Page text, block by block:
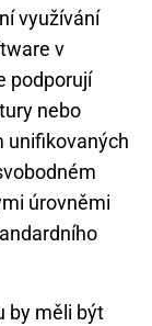
využívání
v
podporují
nebo
unifikovaných
úrovněmi
by měli být